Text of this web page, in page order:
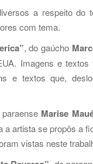
a respeito
com tema.
, do gaúcho
Imagens e
e textos que,
Marise
artista se propôs a
vistas neste